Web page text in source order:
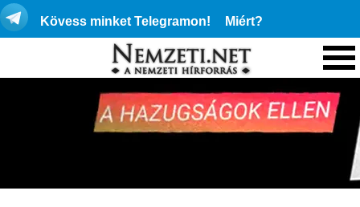
Kövess minket Telegramon! Miért?